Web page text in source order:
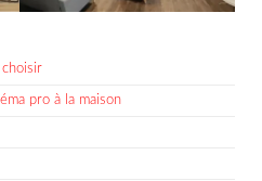
choisir
pro à la maison